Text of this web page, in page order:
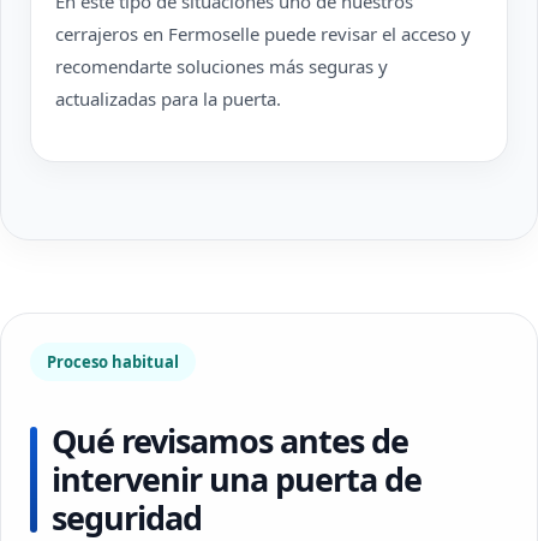
cerrajeros en Fermoselle puede revisar el acceso y
recomendarte soluciones más seguras y
actualizadas para la puerta.
Proceso habitual
Qué revisamos antes de
intervenir una puerta de
seguridad